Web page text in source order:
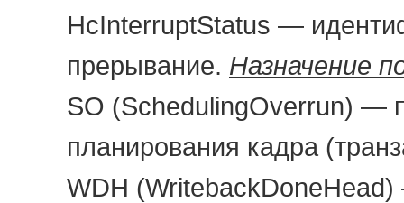
HcInterruptStatus —
прерывание. Назначение
SO (SchedulingOverrun) —
планирования кадра
WDH